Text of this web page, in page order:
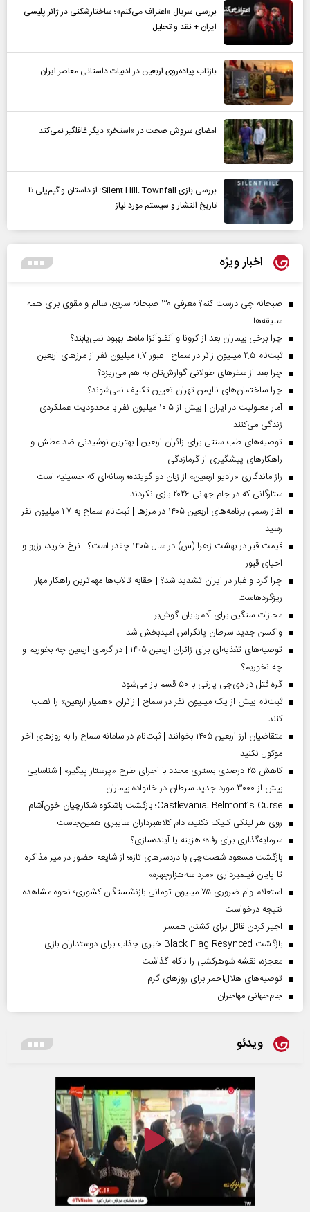
بررسی سریال «اعتراف می‌کنم»؛ ساختارشکنی در ژانر پلیسی
ایران + نقد و تحلیل
بازتاب پیاده‌روی اربعین در ادبیات داستانی معاصر ایران
امضای سروش صحت در «استخر» دیگر غافلگیر نمی‌کند
بررسی بازی Silent Hill: Townfall؛ از داستان و گیم‌پلی تا
تاریخ انتشار و سیستم مورد نیاز
اخبار ویژه
صبحانه چی درست کنم؟ معرفی ۳۰ صبحانه سریع، سالم و مقوی برای همه
سلیقه‌ها
چرا برخی بیماران بعد از کرونا و آنفلوآنزا ماه‌ها بهبود نمی‌یابند؟
ثبت‌نام ۲.۵ میلیون زائر در سماح | عبور ۱.۷ میلیون نفر از مرز‌های اربعین
چرا بعد از سفرهای طولانی گوارش‌تان به هم می‌ریزد؟
چرا ساختمان‌های ناایمن تهران تعیین تکلیف نمی‌شوند؟
آمار معلولیت در ایران | بیش از ۱۰.۵ میلیون نفر با محدودیت عملکردی
زندگی می‌کنند
توصیه‌های طب سنتی برای زائران اربعین | بهترین نوشیدنی ضد عطش و
راهکارهای پیشگیری از گرمازدگی
راز ماندگاری «رادیو اربعین» از زبان دو گوینده؛ رسانه‌ای که حسینیه است
ستارگانی که در جام جهانی ۲۰۲۶ بازی نکردند
آغاز رسمی برنامه‌های اربعین ۱۴۰۵ در مرز‌ها | ثبت‌نام سماح به ۱.۷ میلیون نفر
رسید
قیمت قبر در بهشت زهرا (س) در سال ۱۴۰۵ چقدر است؟ | نرخ خرید، رزرو و
احیای قبور
چرا گرد و غبار در ایران تشدید شد؟ | حقابه تالاب‌ها مهم‌ترین راهکار مهار
ریزگردهاست
مجازات سنگین برای آدم‌ربایان گوش‌بر
واکسن جدید سرطان پانکراس امیدبخش شد
توصیه‌های تغذیه‌ای برای زائران اربعین ۱۴۰۵ | در گرمای اربعین چه بخوریم و
چه نخوریم؟
گره قتل در دی‌جی پارتی با ۵۰ قسم باز می‌شود
ثبت‌نام بیش از یک میلیون نفر در سماح | زائران «همیار اربعین» را نصب
کنند
متقاضیان ارز اربعین ۱۴۰۵ بخوانند | ثبت‌نام در سامانه سماح را به روز‌های آخر
موکول نکنید
کاهش ۲۵ درصدی بستری مجدد با اجرای طرح «پرستار پیگیر» | شناسایی
بیش از ۳۰۰۰ مورد جدید سرطان در خانواده بیماران
Castlevania: Belmont’s Curse؛ بازگشت باشکوه شکارچیان خون‌آشام
روی هر لینکی کلیک نکنید، دام کلاهبرداران سایبری همین‌جاست
سرمایه‌گذاری برای رفاه؛ هزینه یا آینده‌سازی؟
بازگشت مسعود شصت‌چی با دردسر‌های تازه؛ از شایعه حضور در میز مذاکره
تا پایان فیلمبرداری «مرد سه‌هزارچهره»
استعلام وام ضروری ۷۵ میلیون تومانی بازنشستگان کشوری؛ نحوه مشاهده
نتیجه درخواست
اجیر کردن قاتل برای کشتن همسر!
بازگشت Black Flag Resynced خبری جذاب برای دوستداران بازی
معجزه، نقشه شوهرکشی را ناکام گذاشت
توصیه‌های هلال‌احمر برای روز‌های گرم
جام‌جهانی مهاجران
ویدئو